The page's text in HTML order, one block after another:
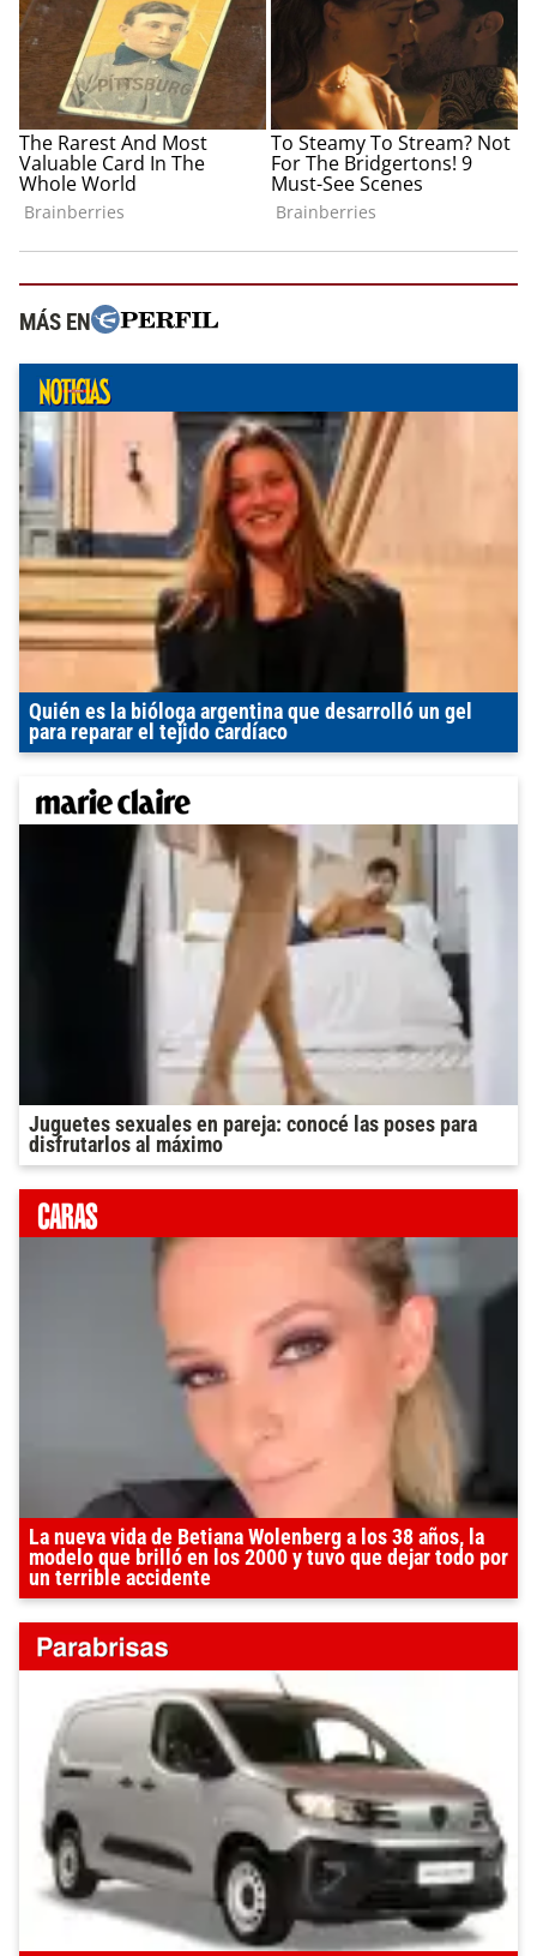
MÁS EN
Quién es la bióloga argentina que desarrolló un gel
para reparar el tejido cardíaco
Juguetes sexuales en pareja: conocé las poses para
disfrutarlos al máximo
La nueva vida de Betiana Wolenberg a los 38 años, la
modelo que brilló en los 2000 y tuvo que dejar todo por
un terrible accidente